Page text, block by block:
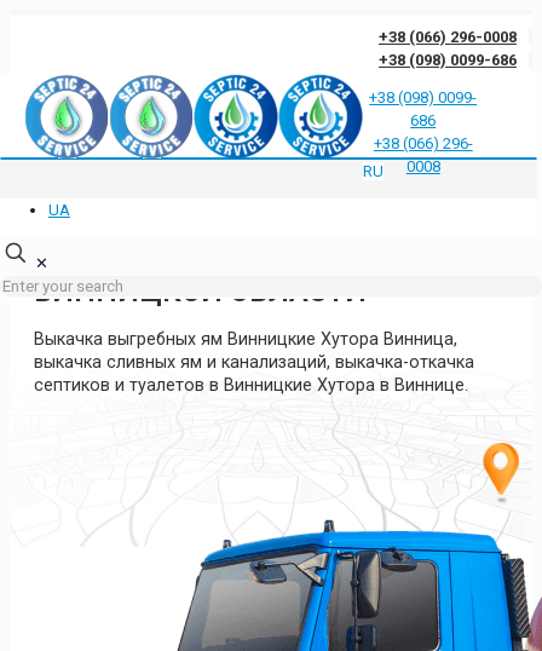
+38 (066) 296-0008
+38 (098) 0099-686
Отзывы клиентов о нас Ответы на частые вопросы Блог
Контакты
Политика конфиденциальности
+38 (098) 0099-
686
+38 (066) 296-
0008
RU
UA
✕
ВЫКАЧКА ЯМ ВИННИЦКИЕ
ХУТОРА ВИННИЦА
ВИННИЦКОЙ ОБЛАСТИ
Выкачка выгребных ям Винницкие Хутора Винница,
выкачка сливных ям и канализаций, выкачка-откачка
септиков и туалетов в Винницкие Хутора в Виннице.